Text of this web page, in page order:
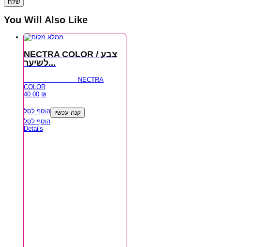
You Will Also Like
NECTRA COLOR / צבע
לשיער...
NECTRA
COLOR
40.00 ₪
הוסף לסל קנה עכשיו
הוסף לסל
Details